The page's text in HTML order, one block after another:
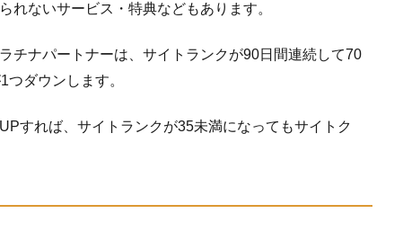
れないサービス・特典などもあります。
チナパートナーは、サイトランクが90日間連続して70
ダウンします。
すれば、サイトランクが35未満になってもサイトク